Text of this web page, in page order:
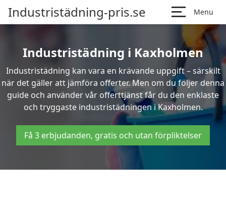
Industristädning-pris.se Menu
Industristädning i Kaxholmen
Industristädning kan vara en krävande uppgift – särskilt
när det gäller att jämföra offerter. Men om du följer denna
guide och använder vår offerttjänst får du den enklaste
och tryggaste industristädningen i Kaxholmen.
Få 3 erbjudanden, gratis och utan förpliktelser